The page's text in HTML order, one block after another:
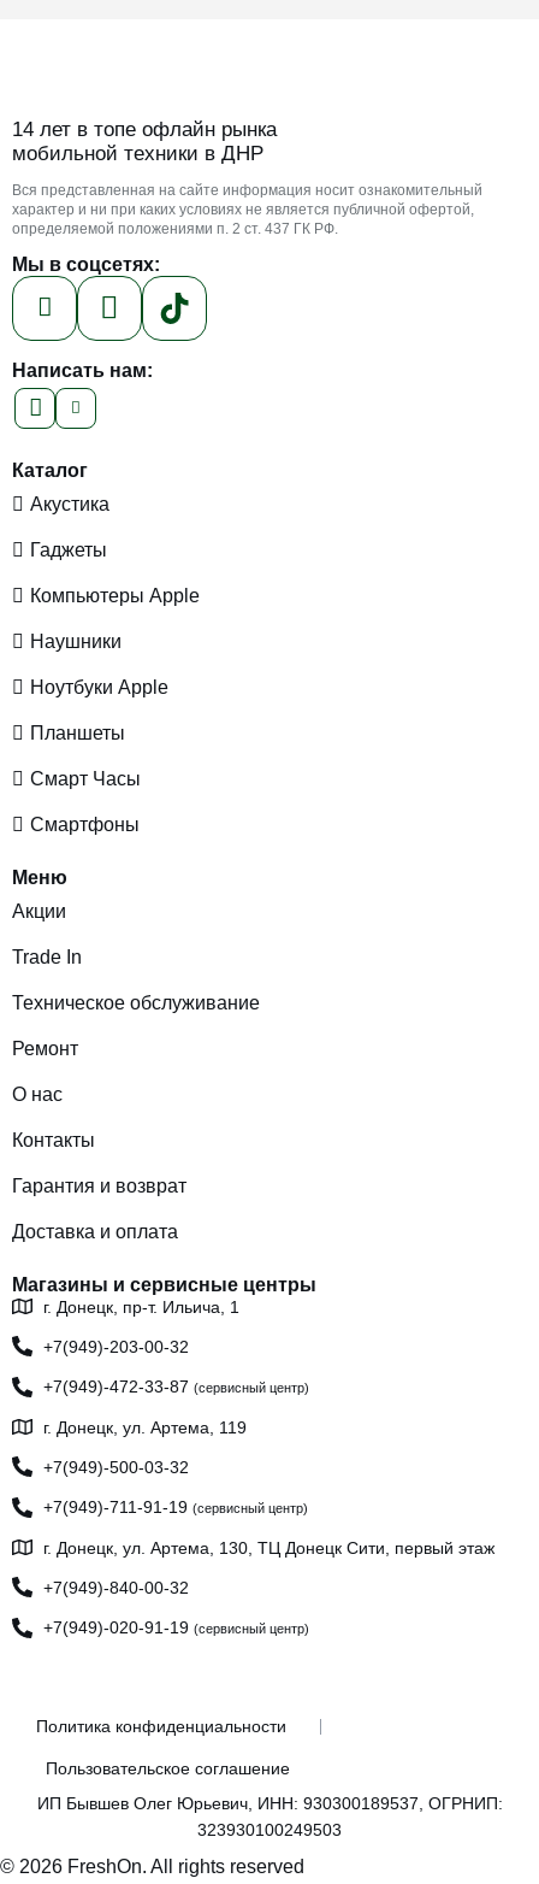
14 лет в топе офлайн рынка
мобильной техники в ДНР
Вся представленная на сайте информация носит ознакомительный
характер и ни при каких условиях не является публичной офертой,
определяемой положениями п. 2 ст. 437 ГК РФ.
Мы в соцсетях:
Написать нам:
Каталог
Акустика
Гаджеты
Компьютеры Apple
Наушники
Ноутбуки Apple
Планшеты
Смарт Часы
Смартфоны
Меню
Акции
Trade In
Техническое обслуживание
Ремонт
О нас
Контакты
Гарантия и возврат
Доставка и оплата
Магазины и сервисные центры
г. Донецк, пр-т. Ильича, 1
+7(949)-203-00-32
+7(949)-472-33-87(сервисный центр)
г. Донецк, ул. Артема, 119
+7(949)-500-03-32
+7(949)-711-91-19(сервисный центр)
г. Донецк, ул. Артема, 130, ТЦ Донецк Сити, первый этаж
+7(949)-840-00-32
+7(949)-020-91-19(сервисный центр)
Политика конфиденциальности
Пользовательское соглашение
ИП Бывшев Олег Юрьевич, ИНН: 930300189537, ОГРНИП:
323930100249503
© 2026 FreshOn. All rights reserved